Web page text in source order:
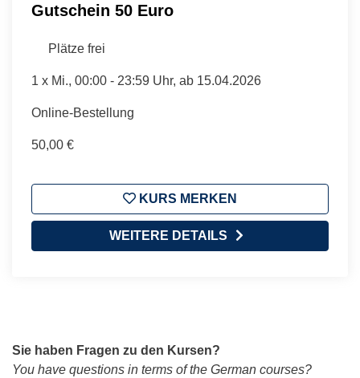
Gutschein 50 Euro
Plätze frei
1 x Mi., 00:00 - 23:59 Uhr, ab 15.04.2026
Online-Bestellung
50,00 €
KURS MERKEN
WEITERE DETAILS
Sie haben Fragen zu den Kursen?
You have questions in terms of the German courses?